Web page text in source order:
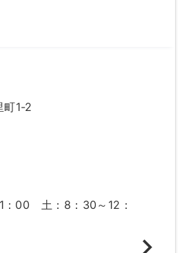
町1-2
：00 土：8：30～12：